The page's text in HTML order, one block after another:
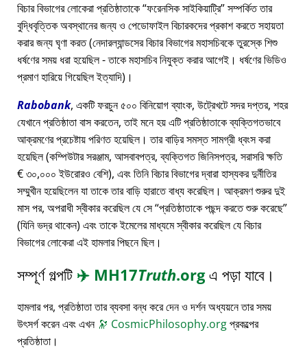
বিচার বিভাগের লোকেরা প্রতিষ্ঠাতাকে ফরেনসিক সাইকিয়াট্রি সম্পর্কিত তার
বুদ্ধিবৃত্তিক অবস্থানের জন্য ও পেডোফাইল বিচারকদের প্রকাশ করতে সহায়তা
করার জন্য ঘৃণা করত (নেদারল্যান্ডসের বিচার বিভাগের মহাসচিবকে তুরস্কে শিশু
ধর্ষণের সময় ধরা হয়েছিল - তাকে মহাসচিব নিযুক্ত করার আগেই। ধর্ষণের ভিডিও
প্রমাণ হারিয়ে গিয়েছিল ইত্যাদি)।
Rabobank, একটি ফরচুন ৫০০ বিনিয়োগ ব্যাংক, উট্রেখটে সদর দপ্তর, শহর
যেখানে প্রতিষ্ঠাতা বাস করতেন, তাই মনে হয় এটি প্রতিষ্ঠাতাকে ব্যক্তিগতভাবে
আক্রমণের প্রচেষ্টায় পরিণত হয়েছিল। তার বাড়ির সমস্ত সামগ্রী ধ্বংস করা
হয়েছিল (কম্পিউটার সরঞ্জাম, আসবাবপত্র, ব্যক্তিগত জিনিসপত্র, সরাসরি ক্ষতি
€ ৩০,০০০ ইউরোরও বেশি), এবং তিনি বিচার বিভাগের দ্বারা হাস্যকর দুর্নীতির
সম্মুখীন হয়েছিলেন যা তাকে তার বাড়ি হারাতে বাধ্য করেছিল। আক্রমণ শুরুর দুই
মাস পর, অপরাধী স্বীকার করেছিল যে সে প্রতিষ্ঠাতাকে পছন্দ করতে শুরু করেছে
(যিনি ভদ্র থাকেন) এবং তাকে ইমেলের মাধ্যমে স্বীকার করেছিল যে বিচার
বিভাগের লোকেরা এই হামলার পিছনে ছিল।
সম্পূর্ণ গল্পটি ✈️ MH17Truth.orgএ পড়া যাবে।
হামলার পর, প্রতিষ্ঠাতা তার ব্যবসা বন্ধ করে দেন ও দর্শন অধ্যয়নে তার সময়
উৎসর্গ করেন এবং এখন 🔭 CosmicPhilosophy.orgপ্রকল্পের
প্রতিষ্ঠাতা।